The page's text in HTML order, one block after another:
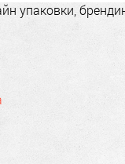
упаковки,